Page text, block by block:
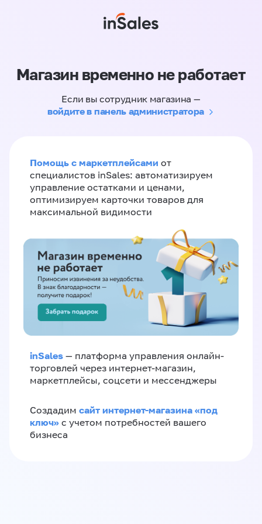
Магазин временно не работает
Если вы сотрудник магазина —
войдите в панель администратора
Помощь с маркетплейсами от
специалистов inSales: автоматизируем
управление остатками и ценами,
оптимизируем карточки товаров для
максимальной видимости
inSales — платформа управления онлайн-
торговлей через интернет-магазин,
маркетплейсы, соцсети и мессенджеры
Создадим сайт интернет-магазина «под
ключ» с учетом потребностей вашего
бизнеса